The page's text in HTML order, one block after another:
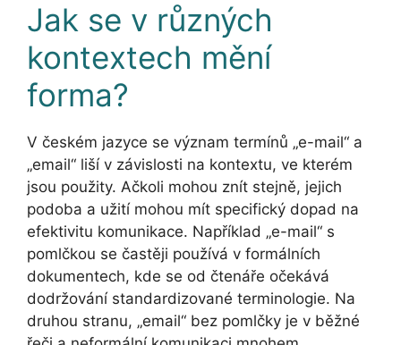
Jak se v různých
kontextech mění
forma?
V českém jazyce se význam termínů „e-mail“ a
„email“ liší v závislosti na kontextu, ve kterém
jsou použity. Ačkoli mohou znít stejně, jejich
podoba a užití mohou mít specifický dopad na
efektivitu komunikace. Například „e-mail“ s
pomlčkou se častěji používá v formálních
dokumentech, kde se od čtenáře očekává
dodržování standardizované terminologie. Na
druhou stranu, „email“ bez pomlčky je v běžné